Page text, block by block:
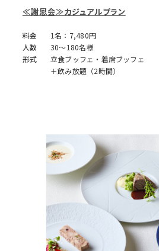
≪謝恩会≫カジュアルプラン
料金
1名：7,480円
人数
30～180名様
形式
立食ブッフェ・着席ブッフェ
＋飲み放題（2時間）